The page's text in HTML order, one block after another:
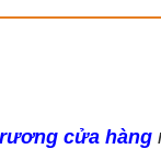
cửa hàng